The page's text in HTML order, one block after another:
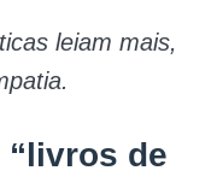
leiam mais,
“livros de